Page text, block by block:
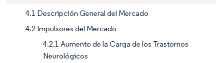
4.1 Descripción General del Mercado
4.2 Impulsores del Mercado
4.2.1 Aumento de la Carga de los Trastornos
Neurológicos